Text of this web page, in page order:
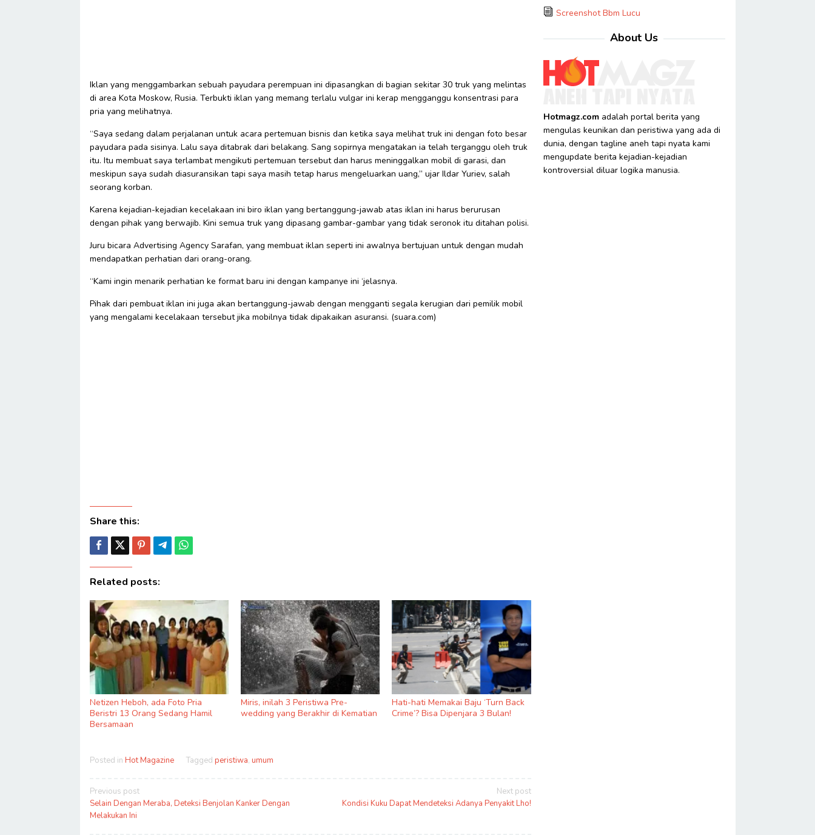
Iklan yang menggambarkan sebuah payudara perempuan ini dipasangkan di bagian sekitar 30 truk yang melintas
di area Kota Moskow, Rusia. Terbukti iklan yang memang terlalu vulgar ini kerap mengganggu konsentrasi para
pria yang melihatnya.
“Saya sedang dalam perjalanan untuk acara pertemuan bisnis dan ketika saya melihat truk ini dengan foto besar
payudara pada sisinya. Lalu saya ditabrak dari belakang. Sang sopirnya mengatakan ia telah terganggu oleh truk
itu. Itu membuat saya terlambat mengikuti pertemuan tersebut dan harus meninggalkan mobil di garasi, dan
meskipun saya sudah diasuransikan tapi saya masih tetap harus mengeluarkan uang,” ujar Ildar Yuriev, salah
seorang korban.
Karena kejadian-kejadian kecelakaan ini biro iklan yang bertanggung-jawab atas iklan ini harus berurusan
dengan pihak yang berwajib. Kini semua truk yang dipasang gambar-gambar yang tidak seronok itu ditahan polisi.
Juru bicara Advertising Agency Sarafan, yang membuat iklan seperti ini awalnya bertujuan untuk dengan mudah
mendapatkan perhatian dari orang-orang.
“Kami ingin menarik perhatian ke format baru ini dengan kampanye ini ‘jelasnya.
Pihak dari pembuat iklan ini juga akan bertanggung-jawab dengan mengganti segala kerugian dari pemilik mobil
yang mengalami kecelakaan tersebut jika mobilnya tidak dipakaikan asuransi. (suara.com)
Share this:
Related posts:
Netizen Heboh, ada Foto Pria
Beristri 13 Orang Sedang Hamil
Bersamaan
Miris, inilah 3 Peristiwa Pre-
wedding yang Berakhir di Kematian
Hati-hati Memakai Baju ‘Turn Back
Crime’? Bisa Dipenjara 3 Bulan!
Posted in Hot Magazine Tagged peristiwa, umum
Post
navigation
Previous post
Selain Dengan Meraba, Deteksi Benjolan Kanker Dengan
Melakukan Ini
Next post
Kondisi Kuku Dapat Mendeteksi Adanya Penyakit Lho!
Screenshot Bbm Lucu
About Us
Hotmagz.comadalah portal berita yang
mengulas keunikan dan peristiwa yang ada di
dunia, dengan tagline aneh tapi nyata kami
mengupdate berita kejadian-kejadian
kontroversial diluar logika manusia.